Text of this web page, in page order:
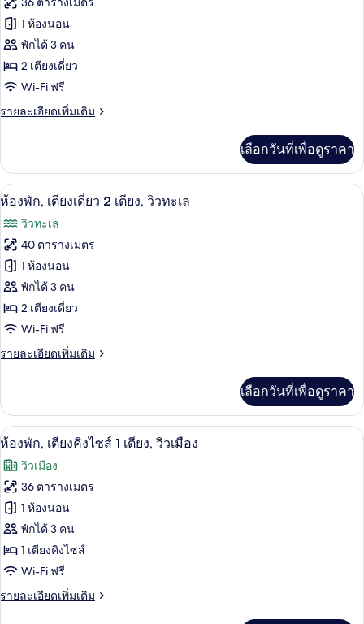
ไซส์
เตียง,
วิว
ทะเล
ของ
ห้อง
พัก,
เตียง
เดี่ยว
เตียง,
วิว
เมือง
1 ห้องนอน
พักได้ 3 คน
2 เตียงเดี่ยว
Wi-Fi ฟรี
รายละเอียดเพิ่มเติม
ราย
เกี่ยว
กับ
ห้อง
เตียง
เดี่ยว
เตียง,
วิว
เมือง
เลือกวันที่เพื่อดูราคา
เปิด
ภาพถ่าย
ทั้งหมด
ของ
ห้อง
พัก,
เตียง
เดี่ยว
เตียง,
วิว
ทะเล
เครื่องนอนระดับพรีเมียม, เตียงพร้อม
8
ห้องพัก, เตียงเดี่ยว 2 เตียง, วิวทะเล
วิวทะเล
40 ตารางเมตร
1 ห้องนอน
พักได้ 3 คน
2 เตียงเดี่ยว
Wi-Fi ฟรี
รายละเอียดเพิ่มเติม
ราย
เกี่ยว
กับ
ห้อง
เตียง
เดี่ยว
เตียง,
วิว
ทะเล
เลือกวันที่เพื่อดูราคา
เปิด
ภาพถ่าย
ทั้งหมด
ของ
ห้อง
พัก,
เตียง
คิง
วิวเมือง
7
ห้องพัก, เตียงคิงไซส์ 1 เตียง, วิวเมือง
วิวเมือง
36 ตารางเมตร
1 ห้องนอน
พักได้ 3 คน
1 เตียงคิงไซส์
Wi-Fi ฟรี
รายละเอียดเพิ่มเติม
ราย